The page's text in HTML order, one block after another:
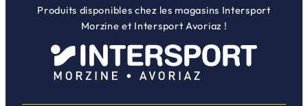
Produits disponibles chez les magasins Intersport
Morzine et Intersport Avoriaz !